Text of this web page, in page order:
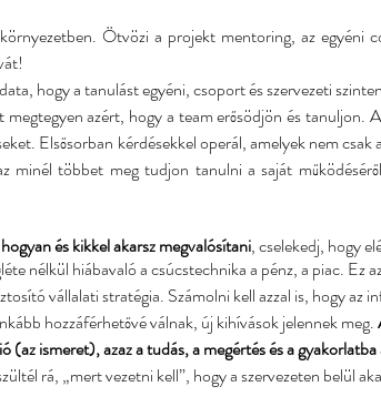
Ötvözi a projekt mentoring, az egyéni
hogy a tanulást egyéni, csoport és szervezeti
azért, hogy a team erősödjön és tanuljon.
Elsősorban kérdésekkel operál, amelyek nem
minél többet meg tudjon tanulni a saját
és kikkel akarsz megvalósítani, cselekedj, hogy
nélkül hiábavaló a csúcstechnika a pénz, a piac. Ez
vállalati stratégia. Számolni kell azzal is, hogy az
hozzáférhetővé válnak, új kihívások jelennek meg.
ismeret), azaz a tudás, a megértés és a
rá, „mert vezetni kell”, hogy a szervezeten belül